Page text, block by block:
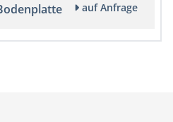
auf Anfrage